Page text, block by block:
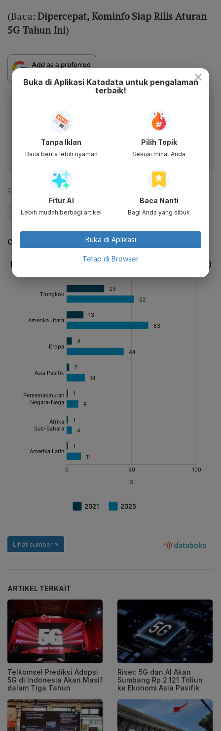
(Baca:Dipercepat, Kominfo Siap Rilis Aturan
5G Tahun Ini)
Dapatkan pengalaman membaca lebih nyaman dan nikmati
Reporter: Desy Setyowati
#Telekomunikasi #Digital #Teknologi
CEK JUGA DATA INI
ARTIKEL TERKAIT
Telkomsel Prediksi Adopsi
5G di Indonesia Akan Masif
dalam Tiga Tahun
Riset: 5G dan AI Akan
Sumbang Rp 2.121 Triliun
ke Ekonomi Asia Pasifik
×
Buka di Aplikasi Katadata untuk pengalaman
terbaik!
Tanpa Iklan
Baca berita lebih nyaman
Pilih Topik
Sesuai minat Anda
Fitur AI
Lebih mudah berbagi artikel
Baca Nanti
Bagi Anda yang sibuk
Buka di Aplikasi
Tetap di Browser